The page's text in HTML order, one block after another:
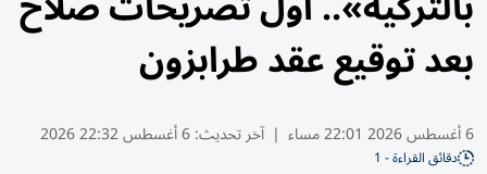
بعد توقيع عقد طرابزون
6 أغسطس 2026 22:01 مساء | آخر تحديث:6 أغسطس 22:32 2026
دقائق القراءة - 1